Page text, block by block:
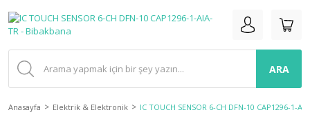
ARA
Anasayfa Elektrik & Elektronik IC TOUCH SENSOR 6-CH DFN-10 CAP1296-1-